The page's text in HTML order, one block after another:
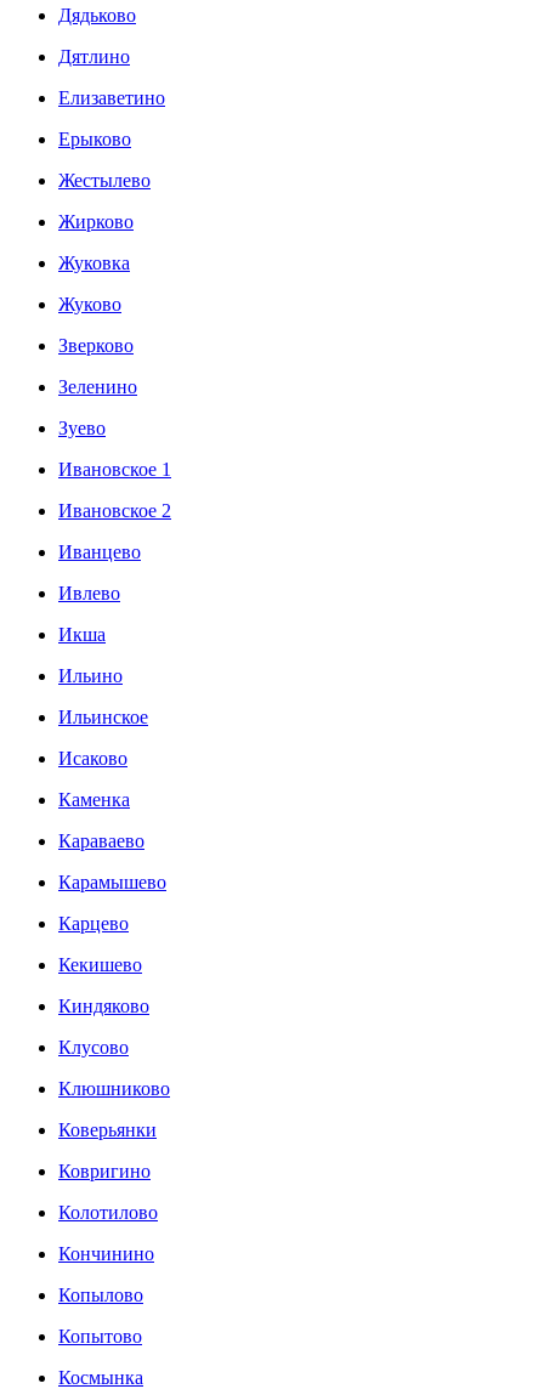
Дядьково
Дятлино
Елизаветино
Ерыково
Жестылево
Жирково
Жуковка
Жуково
Зверково
Зеленино
Зуево
Ивановское 1
Ивановское 2
Иванцево
Ивлево
Икша
Ильино
Ильинское
Исаково
Каменка
Караваево
Карамышево
Карцево
Кекишево
Киндяково
Клусово
Клюшниково
Коверьянки
Ковригино
Колотилово
Кончинино
Копылово
Копытово
Космынка